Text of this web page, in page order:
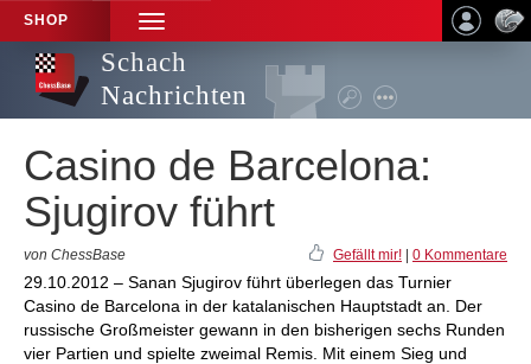
SHOP
TOGGLE
NAVIGATION
Schach
Nachrichten
Casino de Barcelona:
Sjugirov führt
von ChessBase Gefällt mir! 0 Kommentare
29.10.2012 – Sanan Sjugirov führt überlegen das Turnier
Casino de Barcelona in der katalanischen Hauptstadt an. Der
russische Großmeister gewann in den bisherigen sechs Runden
vier Partien und spielte zweimal Remis. Mit einem Sieg und